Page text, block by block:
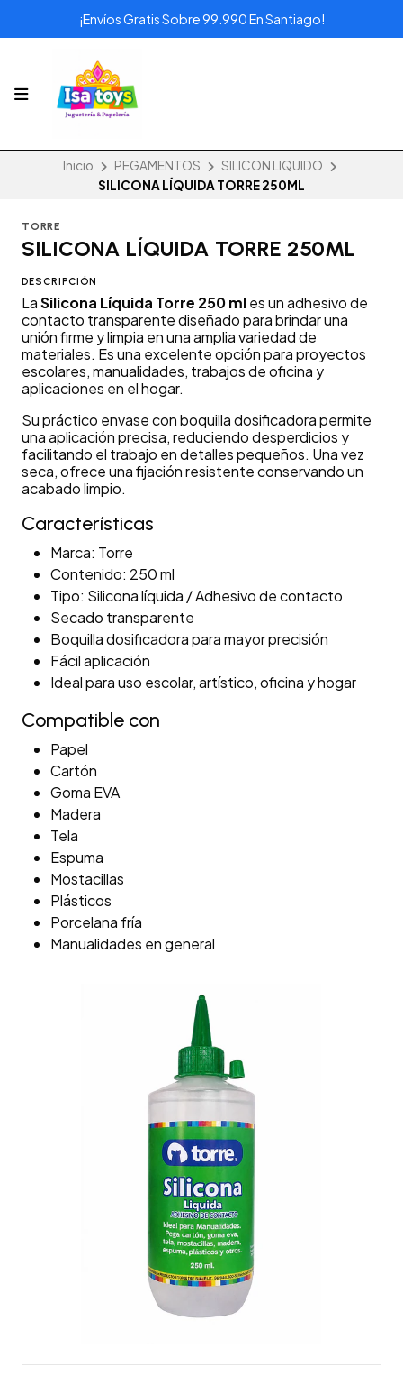
¡Envíos Gratis Sobre 99.990 En Santiago!
Inicio PEGAMENTOS
SILICON LIQUIDO
SILICONA LÍQUIDA TORRE 250ML
TORRE
SILICONA LÍQUIDA TORRE 250ML
DESCRIPCIÓN
LaSilicona Líquida Torre 250 mles un adhesivo de
contacto transparente diseñado para brindar una
unión firme y limpia en una amplia variedad de
materiales. Es una excelente opción para proyectos
escolares, manualidades, trabajos de oficina y
aplicaciones en el hogar.
Su práctico envase con boquilla dosificadora permite
una aplicación precisa, reduciendo desperdicios y
facilitando el trabajo en detalles pequeños. Una vez
seca, ofrece una fijación resistente conservando un
acabado limpio.
Características
Marca: Torre
Contenido: 250 ml
Tipo: Silicona líquida / Adhesivo de contacto
Secado transparente
Boquilla dosificadora para mayor precisión
Fácil aplicación
Ideal para uso escolar, artístico, oficina y hogar
Compatible con
Papel
Cartón
Goma EVA
Madera
Tela
Espuma
Mostacillas
Plásticos
Porcelana fría
Manualidades en general